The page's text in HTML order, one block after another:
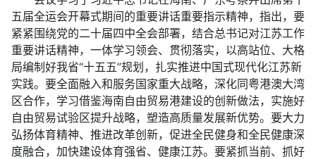
五届全运会开幕式期间的重要讲话重要指示精神，指出，要
紧紧围绕党的二十届四中全会部署，结合总书记对江苏工作
重要讲话精神，一体学习领会、贯彻落实，以高站位、大格
局编制好我省“十五五”规划，扎实推进中国式现代化江苏新
实践。要全面融入和服务国家重大战略，深化同粤港澳大湾
区合作，学习借鉴海南自由贸易港建设的创新做法，实施好
自由贸易试验区提升战略，塑造高质量发展新优势。要大力
弘扬体育精神、推进改革创新，促进全民健身和全民健康深
度融合，加快建设体育强省、健康江苏。要紧抓当前、抓好